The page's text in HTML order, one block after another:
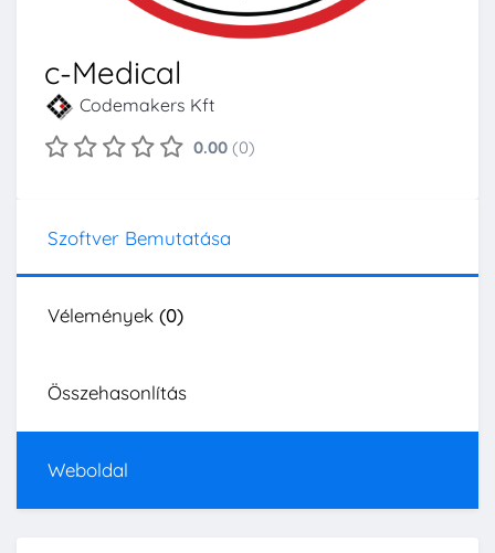
c-Medical
Codemakers Kft
0.00 (0)
Szoftver Bemutatása
Vélemények (0)
Összehasonlítás
Weboldal